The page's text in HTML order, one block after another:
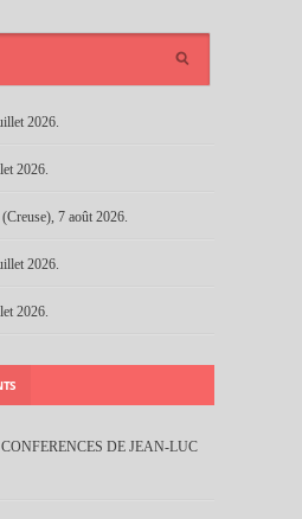
2026.
2026.
7 août 2026.
2026.
2026.
CONFERENCES DE JEAN-LUC